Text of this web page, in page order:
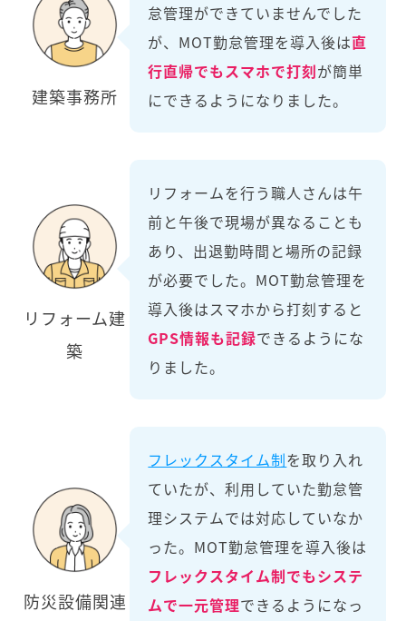
建築事務所
怠管理ができていませんでした
が、MOT勤怠管理を導入後は直
行直帰でもスマホで打刻が簡単
にできるようになりました。
リフォーム建
築
リフォームを行う職人さんは午
前と午後で現場が異なることも
あり、出退勤時間と場所の記録
が必要でした。MOT勤怠管理を
導入後はスマホから打刻すると
GPS情報も記録できるようにな
りました。
防災設備関連
フレックスタイム制を取り入れ
ていたが、利用していた勤怠管
理システムでは対応していなか
った。MOT勤怠管理を導入後は
フレックスタイム制でもシステ
ムで一元管理できるようになっ